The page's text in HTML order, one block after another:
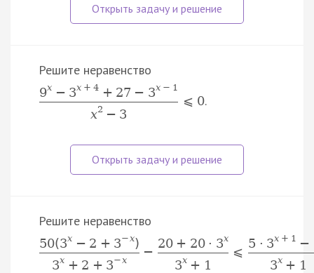
Решите неравенство
9x − 3x + 4 + 27 − 3x − 1
x2 − 3
⩽ 0.
Решите неравенство
50(3x − 2 + 3−x)
3x + 2 + 3−x
−
20 + 20 ⋅ 3x
3x + 1
⩽
5 ⋅ 3x + 1 −
3x + 1